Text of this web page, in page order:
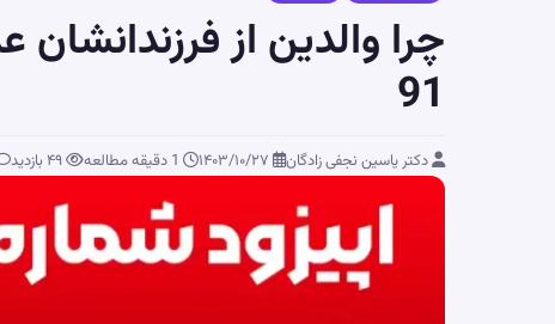
چرا والدین از فرزندانشان
91
دکتر یاسین نجفی زادگان ۴۹ بازدید